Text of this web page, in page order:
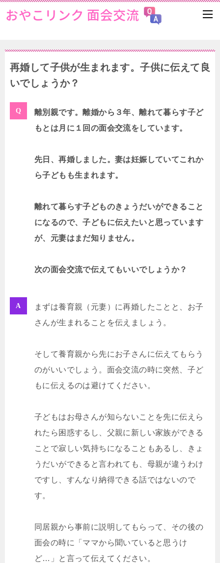
再婚して子供が生まれます。子供に伝えて良
いでしょうか？
離別親です。離婚から３年、離れて暮らす子ど
もとは月に１回の面会交流をしています。
先日、再婚しました。妻は妊娠していてこれか
ら子どもも生まれます。
離れて暮らす子どものきょうだいができること
になるので、子どもに伝えたいと思っています
が、元妻はまだ知りません。
次の面会交流で伝えてもいいでしょうか？
まずは養育親（元妻）に再婚したことと、お子
さんが生まれることを伝えましょう。
そして養育親から先にお子さんに伝えてもらう
のがいいでしょう。面会交流の時に突然、子ど
もに伝えるのは避けてください。
子どもはお母さんが知らないことを先に伝えら
れたら困惑するし、父親に新しい家族ができる
ことで寂しい気持ちになることもあるし、きょ
うだいができると言われても、母親が違うわけ
ですし、すんなり納得できる話ではないので
す。
同居親から事前に説明してもらって、その後の
面会の時に「ママから聞いていると思うけ
ど…」と言って伝えてください。